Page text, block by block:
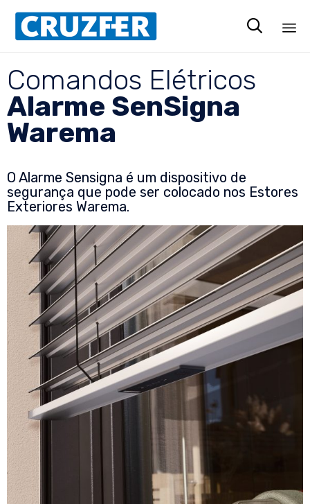

Comandos Elétricos
Alarme SenSigna
Warema
O Alarme Sensigna é um dispositivo de
segurança que pode ser colocado nos Estores
Exteriores Warema.